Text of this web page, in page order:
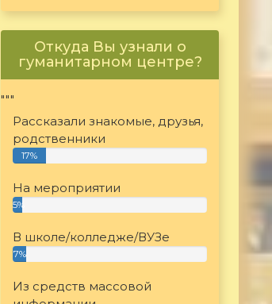
Откуда Вы узнали о
гуманитарном центре?
"""
Рассказали знакомые, друзья,
родственники
17%
На мероприятии
5%
В школе/колледже/ВУЗе
7%
Из средств массовой